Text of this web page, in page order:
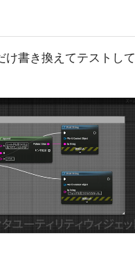
書き換えてテストして